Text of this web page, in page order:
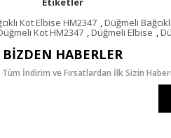
Kot Elbise HM2347 ,Düğmeli
Kot HM2347 ,Düğmeli Elbise ,
BIZDEN HABERLER
İndirim ve Fırsatlardan İlk Sizin